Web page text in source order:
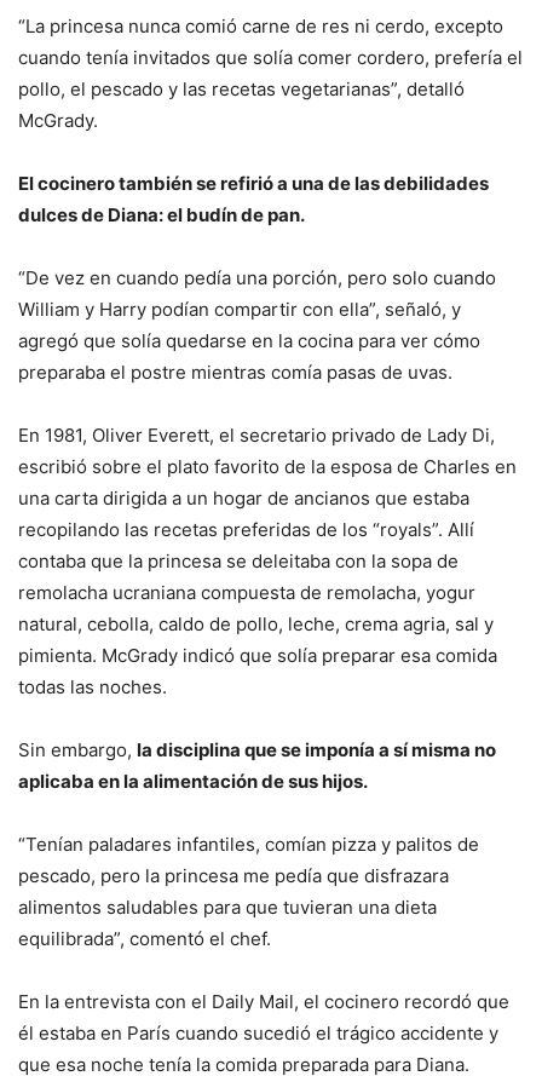
“La princesa nunca comió carne de res ni cerdo, excepto
cuando tenía invitados que solía comer cordero, prefería el
pollo, el pescado y las recetas vegetarianas”, detalló
McGrady.
El cocinero también se refirió a una de las debilidades
dulces de Diana: el budín de pan.
“De vez en cuando pedía una porción, pero solo cuando
William y Harry podían compartir con ella”, señaló, y
agregó que solía quedarse en la cocina para ver cómo
preparaba el postre mientras comía pasas de uvas.
En 1981, Oliver Everett, el secretario privado de Lady Di,
escribió sobre el plato favorito de la esposa de Charles en
una carta dirigida a un hogar de ancianos que estaba
recopilando las recetas preferidas de los “royals”. Allí
contaba que la princesa se deleitaba con la sopa de
remolacha ucraniana compuesta de remolacha, yogur
natural, cebolla, caldo de pollo, leche, crema agria, sal y
pimienta. McGrady indicó que solía preparar esa comida
todas las noches.
Sin embargo, la disciplina que se imponía a sí misma no
aplicaba en la alimentación de sus hijos.
“Tenían paladares infantiles, comían pizza y palitos de
pescado, pero la princesa me pedía que disfrazara
alimentos saludables para que tuvieran una dieta
equilibrada”, comentó el chef.
En la entrevista con el Daily Mail, el cocinero recordó que
él estaba en París cuando sucedió el trágico accidente y
que esa noche tenía la comida preparada para Diana.